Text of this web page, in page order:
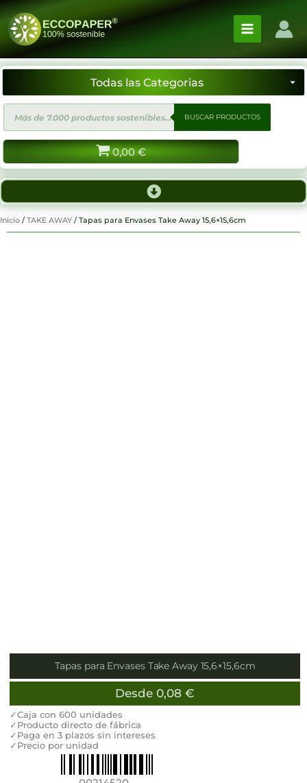
Ir
contenido
de
productos
BUSCAR PRODUCTOS
0,00 €
Inicio / TAKE AWAY / Tapas para Envases Take Away 15,6×15,6cm
Tapas para Envases Take Away 15,6×15,6cm
Desde 0,08 €
✓Caja con 600 unidades
✓Producto directo de fábrica
✓Paga en 3 plazos sin intereses
✓Precio por unidad